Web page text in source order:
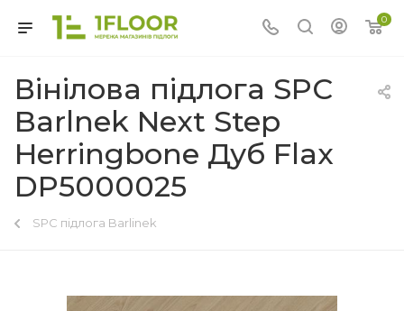
0
Вінілова підлога SPC
Barlnek Next Step
Herringbone Дуб Flax
DP5000025
SPC підлога Barlinek